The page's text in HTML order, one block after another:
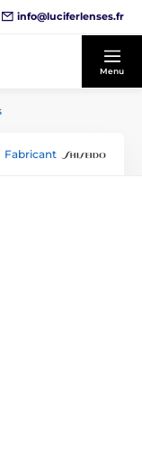
info@luciferlenses.fr
Menu
Fabricant